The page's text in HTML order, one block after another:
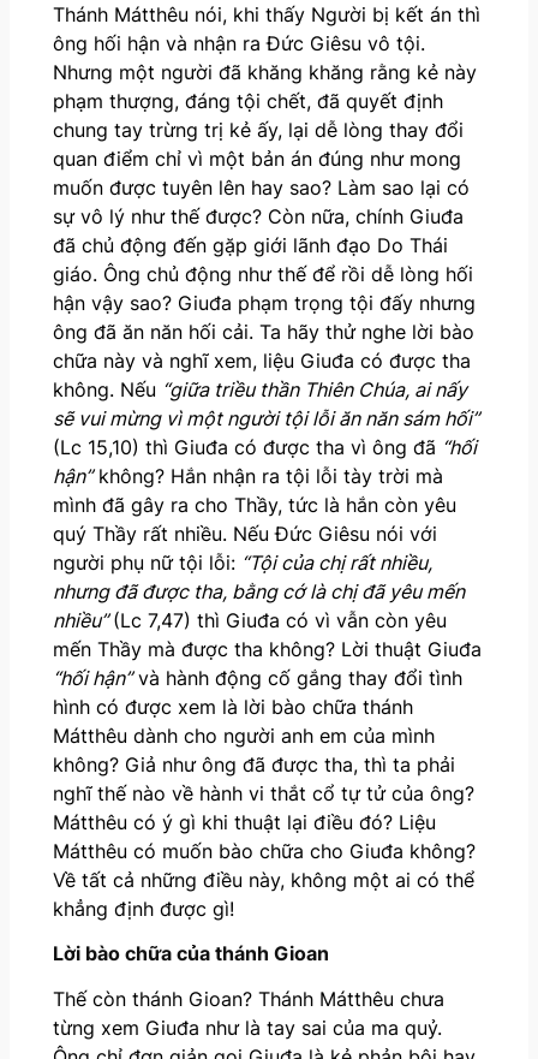
Thánh Mátthêu nói, khi thấy Người bị kết án thì
ông hối hận và nhận ra Đức Giêsu vô tội.
Nhưng một người đã khăng khăng rằng kẻ này
phạm thượng, đáng tội chết, đã quyết định
chung tay trừng trị kẻ ấy, lại dễ lòng thay đổi
quan điểm chỉ vì một bản án đúng như mong
muốn được tuyên lên hay sao? Làm sao lại có
sự vô lý như thế được? Còn nữa, chính Giuđa
đã chủ động đến gặp giới lãnh đạo Do Thái
giáo. Ông chủ động như thế để rồi dễ lòng hối
hận vậy sao? Giuđa phạm trọng tội đấy nhưng
ông đã ăn năn hối cải. Ta hãy thử nghe lời bào
chữa này và nghĩ xem, liệu Giuđa có được tha
không. Nếu “giữa triều thần Thiên Chúa, ai nấy
sẽ vui mừng vì một người tội lỗi ăn năn sám hối”
(Lc 15,10) thì Giuđa có được tha vì ông đã “hối
hận”không? Hắn nhận ra tội lỗi tày trời mà
mình đã gây ra cho Thầy, tức là hắn còn yêu
quý Thầy rất nhiều. Nếu Đức Giêsu nói với
người phụ nữ tội lỗi: “Tội của chị rất nhiều,
nhưng đã được tha, bằng cớ là chị đã yêu mến
nhiều”(Lc 7,47) thì Giuđa có vì vẫn còn yêu
mến Thầy mà được tha không? Lời thuật Giuđa
“hối hận”và hành động cố gắng thay đổi tình
hình có được xem là lời bào chữa thánh
Mátthêu dành cho người anh em của mình
không? Giả như ông đã được tha, thì ta phải
nghĩ thế nào về hành vi thắt cổ tự tử của ông?
Mátthêu có ý gì khi thuật lại điều đó? Liệu
Mátthêu có muốn bào chữa cho Giuđa không?
Về tất cả những điều này, không một ai có thể
khẳng định được gì!
Lời bào chữa của thánh Gioan
Thế còn thánh Gioan? Thánh Mátthêu chưa
từng xem Giuđa như là tay sai của ma quỷ.